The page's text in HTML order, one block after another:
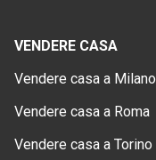
VENDERE CASA
Vendere casa a Milano
Vendere casa a Roma
Vendere casa a Torino